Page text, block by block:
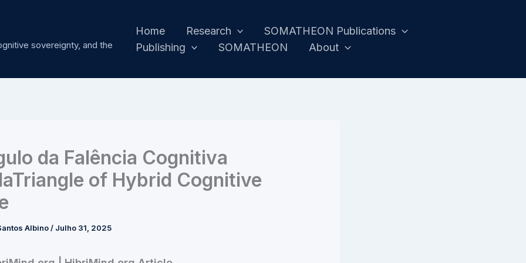
sovereignty, and the
Home Research
SOMATHEON Publications
Publishing
SOMATHEON About
da Falência Cognitiva
of Hybrid Cognitive
Albino / Julho 31, 2025